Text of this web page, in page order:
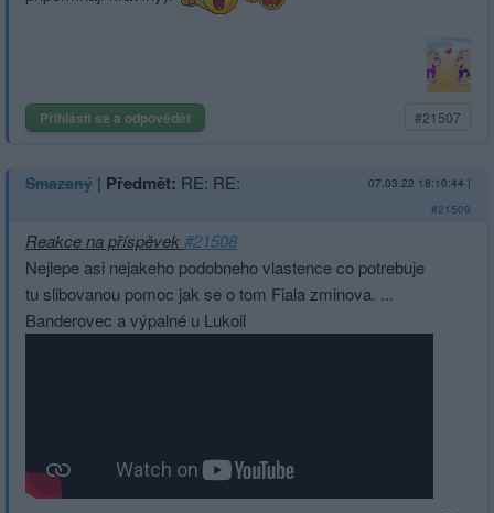
Přihlásit se a odpovědět #21507
Smazaný | Předmět: RE: RE: 07.03.22 18:10:44 |
#21509
Reakce na příspěvek#21508
Nejlepe asi nejakeho podobneho vlastence co potrebuje
tu slibovanou pomoc jak se o tom Fiala zminova. ...
Banderovec a výpalné u Lukoil